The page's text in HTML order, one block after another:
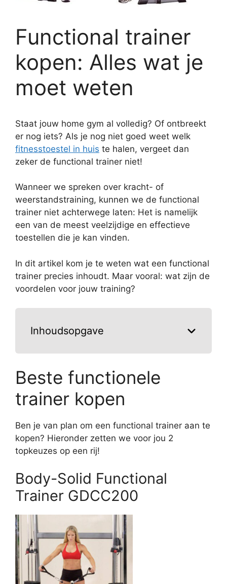
Functional trainer
kopen: Alles wat je
moet weten
Staat jouw home gym al volledig? Of ontbreekt
er nog iets? Als je nog niet goed weet welk
fitnesstoestel in huis te halen, vergeet dan
zeker de functional trainer niet!
Wanneer we spreken over kracht- of
weerstandstraining, kunnen we de functional
trainer niet achterwege laten: Het is namelijk
een van de meest veelzijdige en effectieve
toestellen die je kan vinden.
In dit artikel kom je te weten wat een functional
trainer precies inhoudt. Maar vooral: wat zijn de
voordelen voor jouw training?
Inhoudsopgave
Beste functionele
trainer kopen
Ben je van plan om een functional trainer aan te
kopen? Hieronder zetten we voor jou 2
topkeuzes op een rij!
Body-Solid Functional
Trainer GDCC200